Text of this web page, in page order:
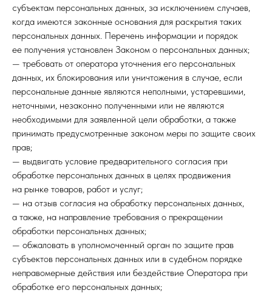
субъектам персональных данных, за исключением случаев,
когда имеются законные основания для раскрытия таких
персональных данных. Перечень информации и порядок
ее получения установлен Законом о персональных данных;
— требовать от оператора уточнения его персональных
данных, их блокирования или уничтожения в случае, если
персональные данные являются неполными, устаревшими,
неточными, незаконно полученными или не являются
необходимыми для заявленной цели обработки, а также
принимать предусмотренные законом меры по защите своих
прав;
— выдвигать условие предварительного согласия при
обработке персональных данных в целях продвижения
на рынке товаров, работ и услуг;
— на отзыв согласия на обработку персональных данных,
а также, на направление требования о прекращении
обработки персональных данных;
— обжаловать в уполномоченный орган по защите прав
субъектов персональных данных или в судебном порядке
неправомерные действия или бездействие Оператора при
обработке его персональных данных;